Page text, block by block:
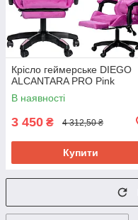
Крісло геймерське DIEGO
ALCANTARA PRO Pink
В наявності
3 450 ₴ 4 312,50 ₴
Купити